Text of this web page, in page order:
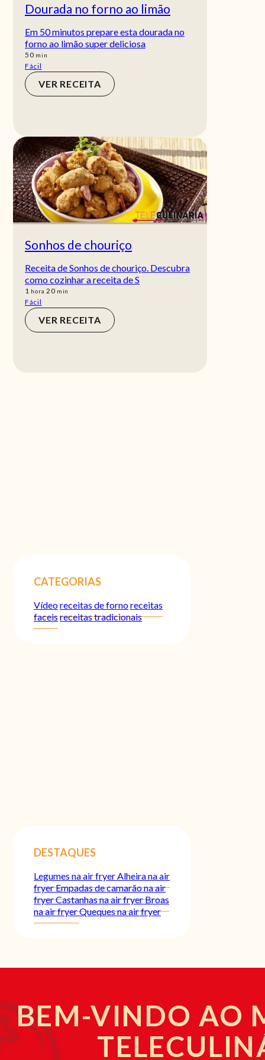
Dourada no forno ao limão
Em 50 minutos prepare esta dourada no
forno ao limão super deliciosa
50min
min
Fácil
VER RECEITA
Sonhos de chouriço
Receita de Sonhos de chouriço. Descubra
como cozinhar a receita de S
1 hora
hora 20min
min
Fácil
VER RECEITA
CATEGORIAS
Vídeoreceitas de fornoreceitas
faceisreceitas tradicionais
DESTAQUES
Legumes na air fryer Alheira na air
fryerEmpadas de camarão na air
fryerCastanhas na air fryerBroas
na air fryerQueques na air fryer
BEM-VINDO AO